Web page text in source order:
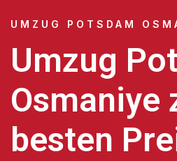
UMZUG POTSDAM
Umzug
Osmaniye
besten